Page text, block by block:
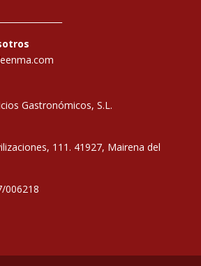
Gastronómicos, S.L.
111. 41927, Mairena del
006218